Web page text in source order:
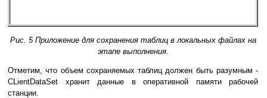
Рис. 5 Приложение для сохранения таблиц в локальных файлах на
этапе выполнения.
Отметим, что объем сохраняемых таблиц должен быть разумным -
CLientDataSet хранит данные в оперативной памяти рабочей
станции.